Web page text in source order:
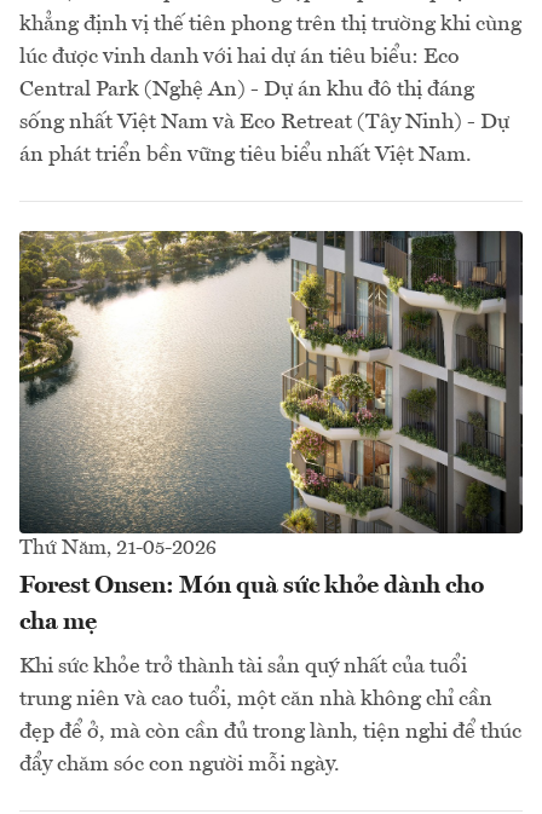
khẳng định vị thế tiên phong trên thị trường khi cùng
lúc được vinh danh với hai dự án tiêu biểu: Eco
Central Park (Nghệ An) - Dự án khu đô thị đáng
sống nhất Việt Nam và Eco Retreat (Tây Ninh) - Dự
án phát triển bền vững tiêu biểu nhất Việt Nam.
Thứ Năm, 21-05-2026
Forest Onsen: Món quà sức khỏe dành cho
cha mẹ
Khi sức khỏe trở thành tài sản quý nhất của tuổi
trung niên và cao tuổi, một căn nhà không chỉ cần
đẹp để ở, mà còn cần đủ trong lành, tiện nghi để thúc
đẩy chăm sóc con người mỗi ngày.